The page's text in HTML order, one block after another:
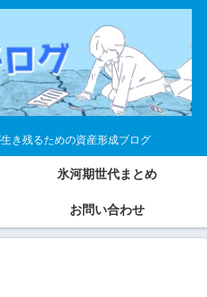
き残るための資産形成ブログ
氷河期世代まとめ
お問い合わせ